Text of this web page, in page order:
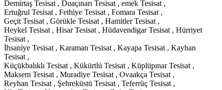
Demirtaş Tesisat , Duaçınarı Tesisat , emek Tesisat ,
Ertuğrul Tesisat , Fethiye Tesisat , Fomara Tesisat ,
Geçit Tesisat , Görükle Tesisat , Hamitler Tesisat ,
Heykel Tesisat , Hisar Tesisat , Hüdavendigar Tesisat , Hürriyet
Tesisat ,
İhsaniye Tesisat , Karaman Tesisat , Kayapa Tesisat , Kayhan
Tesisat ,
Küçükbalıklı Tesisat , Kükürtlü Tesisat , Küplüpınar Tesisat ,
Maksem Tesisat , Muradiye Tesisat , Ovaakça Tesisat ,
Reyhan Tesisat , Şehreküstü Tesisat , Teferrüç Tesisat ,